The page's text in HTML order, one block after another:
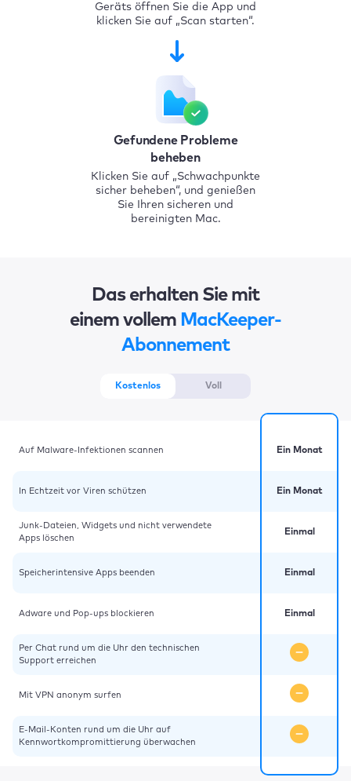
Geräts öffnen Sie die App und
klicken Sie auf „Scan starten“.
Gefundene Probleme
beheben
Klicken Sie auf „Schwachpunkte
sicher beheben“, und genießen
Sie Ihren sicheren und
bereinigten Mac.
Das erhalten Sie mit
einem vollem MacKeeper-
Abonnement
Kostenlos Voll
Auf Malware-Infektionen scannen
In Echtzeit vor Viren schützen
Junk-Dateien, Widgets und nicht verwendete
Apps löschen
Speicherintensive Apps beenden
Adware und Pop-ups blockieren
Per Chat rund um die Uhr den technischen
Support erreichen
Mit VPN anonym surfen
E-Mail-Konten rund um die Uhr auf
Kennwortkompromittierung überwachen
Ein Monat
Ein Monat
Einmal
Einmal
Einmal